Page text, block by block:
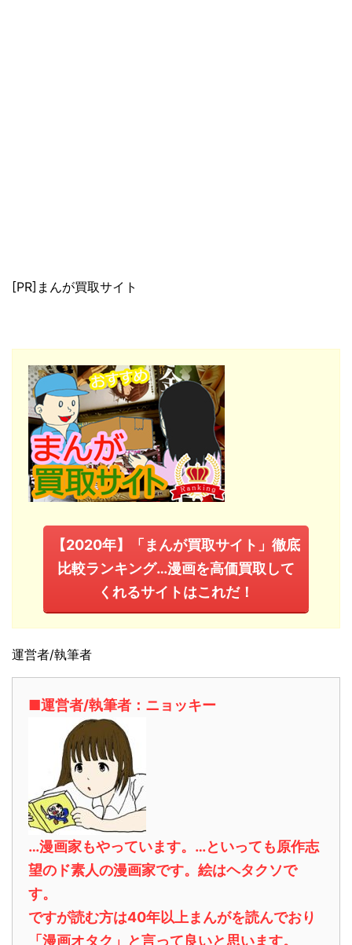
[PR]まんが買取サイト
【2020年】「まんが買取サイト」徹底
比較ランキング…漫画を高価買取して
くれるサイトはこれだ！
運営者/執筆者
■運営者/執筆者：ニョッキー
…漫画家もやっています。…といっても原作志
望のド素人の漫画家です。絵はヘタクソで
す。
ですが読む方は40年以上まんがを読んでおり
「漫画オタク」と言って良いと思います。